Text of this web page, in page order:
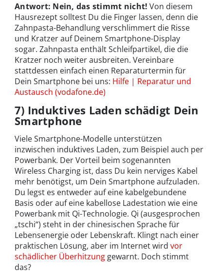
Antwort: Nein, das stimmt nicht! Von diesem
Hausrezept solltest Du die Finger lassen, denn die
Zahnpasta-Behandlung verschlimmert die Risse
und Kratzer auf Deinem Smartphone-Display
sogar. Zahnpasta enthält Schleifpartikel, die die
Kratzer noch weiter ausbreiten. Vereinbare
stattdessen einfach einen Reparaturtermin für
Dein Smartphone bei uns: Hilfe | Reparatur und
Austausch (vodafone.de)
7) Induktives Laden schädigt Dein
Smartphone
Viele Smartphone-Modelle unterstützen
inzwischen induktives Laden, zum Beispiel auch per
Powerbank. Der Vorteil beim sogenannten
Wireless Charging ist, dass Du kein nerviges Kabel
mehr benötigst, um Dein Smartphone aufzuladen.
Du legst es entweder auf eine kabelgebundene
Basis oder auf eine kabellose Ladestation wie eine
Powerbank mit Qi-Technologie. Qi (ausgesprochen
„tschi“) steht in der chinesischen Sprache für
Lebensenergie oder Lebenskraft. Klingt nach einer
praktischen Lösung, aber im Internet wird vor
schädlicher Überhitzung gewarnt. Doch stimmt
das?